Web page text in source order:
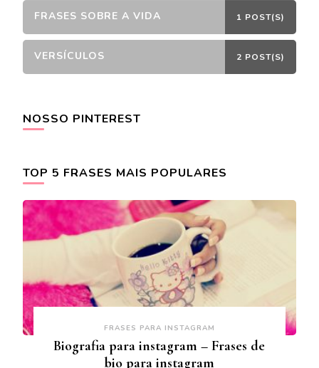
FRASES SOBRE A VIDA 1 POST(S)
VERSÍCULOS 2 POST(S)
NOSSO PINTEREST
TOP 5 FRASES MAIS POPULARES
FRASES PARA INSTAGRAM
Biografia para instagram – Frases de
bio para instagram